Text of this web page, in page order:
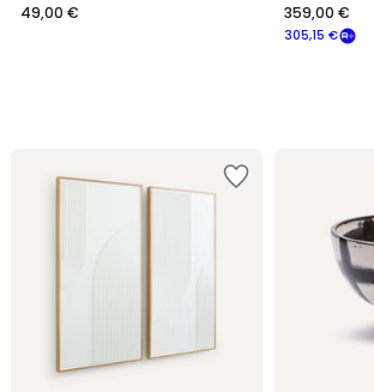
49,00 €
305,15 €
359,00 €